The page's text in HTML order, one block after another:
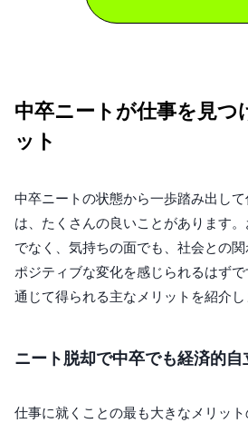
中卒ニートが仕事を見つ
ット
中卒ニートの状態から一歩踏み出し
は、たくさんの良いことがあります
でなく、気持ちの面でも、社会との
ポジティブな変化を感じられるはず
通じて得られる主なメリットを紹介し
ニート脱却で中卒でも経済的自
仕事に就くことの最も大きなメリット